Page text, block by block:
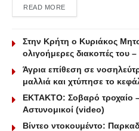
READ MOREDETAILS
Στην Κρήτη ο Κυριάκος
ολιγοήμερες διακοπές του
Άγρια επίθεση σε
μαλλιά και χτύπησε το
ΕΚΤΑΚΤΟ: Σοβαρό τροχαίο
Αστυνομικοί (video)
Βίντεο ντοκουμέντο: